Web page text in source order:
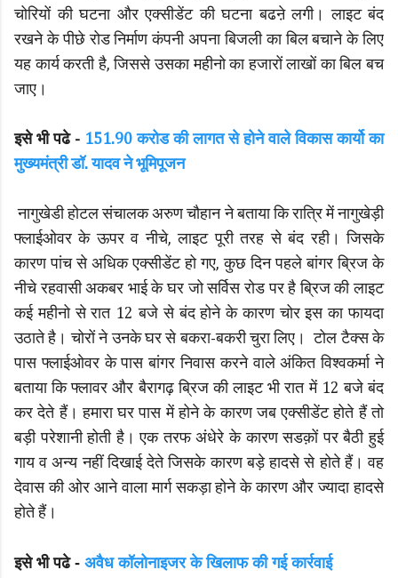
चोरियों की घटना और एक्सीडेंट की घटना बढऩे लगी। लाइट बंद
रखने के पीछे रोड निर्माण कंपनी अपना बिजली का बिल बचाने के लिए
यह कार्य करती है, जिससे उसका महीनो का हजारों लाखों का बिल बच
जाए।
इसे भी पढे - 151.90 करोड की लागत से होने वाले विकास कार्यो का
मुख्यमंत्री डॉ. यादव ने भूमिपूजन
नागुखेडी होटल संचालक अरुण चौहान ने बताया कि रात्रि में नागुखेड़ी
फ्लाईओवर के ऊपर व नीचे, लाइट पूरी तरह से बंद रही। जिसके
कारण पांच से अधिक एक्सीडेंट हो गए, कुछ दिन पहले बांगर ब्रिज के
नीचे रहवासी अकबर भाई के घर जो सर्विस रोड पर है ब्रिज की लाइट
कई महीनो से रात 12 बजे से बंद होने के कारण चोर इस का फायदा
उठाते है। चोरों ने उनके घर से बकरा-बकरी चुरा लिए। टोल टैक्स के
पास फ्लाईओवर के पास बांगर निवास करने वाले अंकित विश्वकर्मा ने
बताया कि फ्लावर और बैरागढ़ ब्रिज की लाइट भी रात में 12 बजे बंद
कर देते हैं। हमारा घर पास में होने के कारण जब एक्सीडेंट होते हैं तो
बड़ी परेशानी होती है। एक तरफ अंधेरे के कारण सडक़ों पर बैठी हुई
गाय व अन्य नहीं दिखाई देते जिसके कारण बड़े हादसे से होते हैं। वह
देवास की ओर आने वाला मार्ग सकड़ा होने के कारण और ज्यादा हादसे
होते हैं।
इसे भी पढे - अवैध कॉलोनाइजर के खिलाफ की गई कार्रवाई